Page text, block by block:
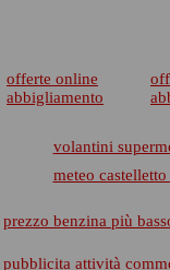
offerte online
abbigliamento
volantini
meteo
prezzo benzina più
pubblicita attività